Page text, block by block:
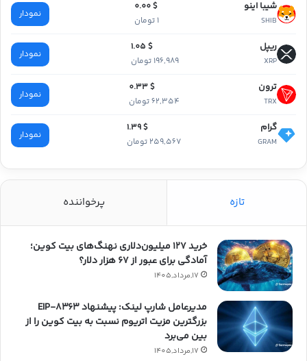
شیبا اینو
SHIB
$ 0.00
1 تومان
نمودار
ریپل
XRP
$ 1.05
196,989 تومان
نمودار
ترون
TRX
$ 0.33
62,354 تومان
نمودار
گرام
GRAM
$ 1.39
259,567 تومان
نمودار
تازه پرخواننده
خرید ۱۲۷ میلیون‌دلاری نهنگ‌های بیت کوین؛
آمادگی برای عبور از ۶۷ هزار دلار؟
17,مرداد,1405
مدیرعامل شارپ لینک: پیشنهاد EIP-۸۳۶۳
بزرگترین مزیت اتریوم نسبت به بیت کوین را از
بین می‌برد
17,مرداد,1405